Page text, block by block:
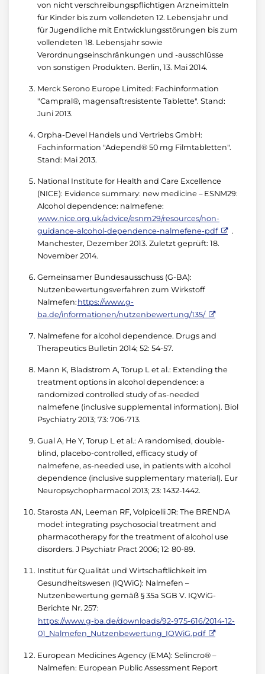
von nicht verschreibungspflichtigen Arzneimitteln
für Kinder bis zum vollendeten 12. Lebensjahr und
für Jugendliche mit Entwicklungsstörungen bis zum
vollendeten 18. Lebensjahr sowie
Verordnungseinschränkungen und -ausschlüsse
von sonstigen Produkten. Berlin, 13. Mai 2014.
Merck Serono Europe Limited: Fachinformation
"Campral®, magensaftresistente Tablette". Stand:
Juni 2013.
Orpha-Devel Handels und Vertriebs GmbH:
Fachinformation "Adepend® 50 mg Filmtabletten".
Stand: Mai 2013.
National Institute for Health and Care Excellence
(NICE): Evidence summary: new medicine – ESNM29:
Alcohol dependence: nalmefene:
www.nice.org.uk/advice/esnm29/resources/non-
guidance-alcohol-dependence-nalmefene-pdf
.
Manchester, Dezember 2013. Zuletzt geprüft: 18.
November 2014.
Gemeinsamer Bundesausschuss (G-BA):
Nutzenbewertungsverfahren zum Wirkstoff
Nalmefen: https://www.g-
ba.de/informationen/nutzenbewertung/135/
Nalmefene for alcohol dependence. Drugs and
Therapeutics Bulletin 2014; 52: 54-57.
Mann K, Bladstrom A, Torup L et al.: Extending the
treatment options in alcohol dependence: a
randomized controlled study of as-needed
nalmefene (inclusive supplemental information). Biol
Psychiatry 2013; 73: 706-713.
Gual A, He Y, Torup L et al.: A randomised, double-
blind, placebo-controlled, efficacy study of
nalmefene, as-needed use, in patients with alcohol
dependence (inclusive supplementary material). Eur
Neuropsychopharmacol 2013; 23: 1432-1442.
Starosta AN, Leeman RF, Volpicelli JR: The BRENDA
model: integrating psychosocial treatment and
pharmacotherapy for the treatment of alcohol use
disorders. J Psychiatr Pract 2006; 12: 80-89.
Institut für Qualität und Wirtschaftlichkeit im
Gesundheitswesen (IQWiG): Nalmefen –
Nutzenbewertung gemäß § 35a SGB V. IQWiG-
Berichte Nr. 257:
https://www.g-ba.de/downloads/92-975-616/2014-12-
01_Nalmefen_Nutzenbewertung_IQWiG.pdf
European Medicines Agency (EMA): Selincro® –
Nalmefen: European Public Assessment Report